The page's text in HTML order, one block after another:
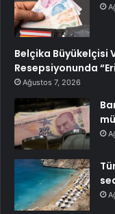
Belçika Büyükelçisi
Resepsiyonunda
Ağustos 7, 2026